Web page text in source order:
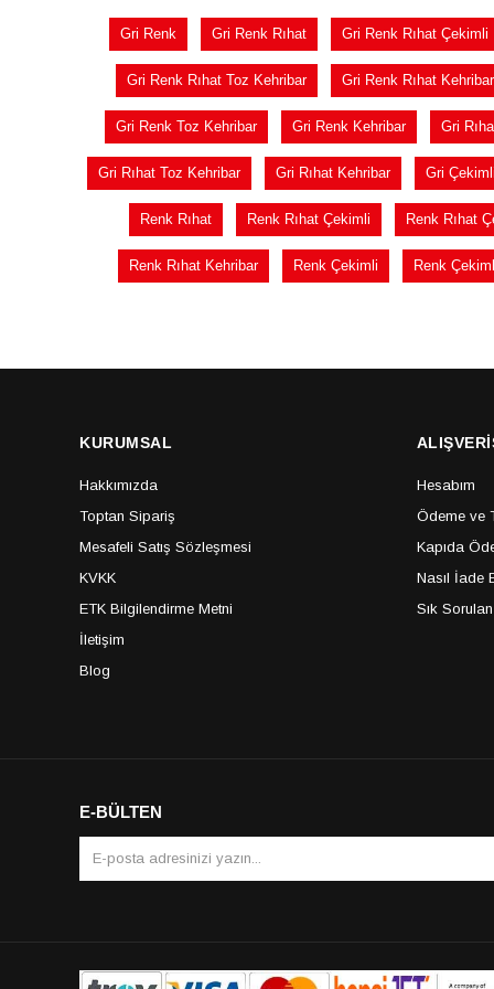
Gri Renk Gri Renk Rıhat Gri Renk Rıhat Çekimli
Gri Renk Rıhat Toz Kehribar Gri Renk Rıhat Kehribar
Gri Renk Toz Kehribar Gri Renk Kehribar Gri
Gri Rıhat Toz Kehribar Gri Rıhat Kehribar Gri
Renk Rıhat Renk Rıhat Çekimli Renk Rıhat
Renk Rıhat Kehribar Renk Çekimli Renk
KURUMSAL
Hakkımızda
Toptan Sipariş
Mesafeli Satış Sözleşmesi
KVKK
ETK Bilgilendirme Metni
İletişim
Blog
Hesabım
Ödeme ve
Kapıda
Nasıl İade
Sık
E-BÜLTEN